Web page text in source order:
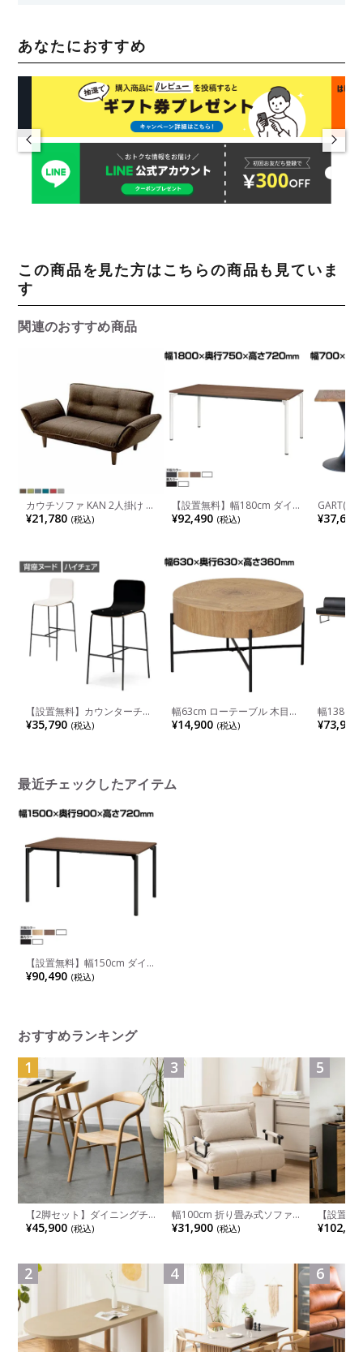
あなたにおすすめ
この商品を見た方はこちらの商品も見ていま
す
関連のおすすめ商品
カウチソファ KAN 2人掛け 木
脚 リクライニング ポケット
コイル コンパクト
¥21,780 (税込)
【設置無料】幅180cm ダイ
ニングテーブル プラス M0
Table エムゼロテーブル MT-
菌加工 SIAA 黒 白 灰 茶 ナチ
ュラル
¥92,490 (税込)
GART(ガ
カフェテ
ル 四角テ
¥37,600
【設置無料】カウンターチェ
ア 日本製 プラス DC-WF ハイ
チェア 背もたれ付き バーチ
¥35,790 (税込)
幅63cm ローテーブル 木目調
バームコーヒーテーブル 円形
天板 リビングテーブル おし
¥14,900 (税込)
幅138cm
ファ
¥73,900
最近チェックしたアイテム
【設置無料】幅150cm ダイ
ニングテーブル プラス M0
Table エムゼロテーブル MT-
¥90,490 (税込)
おすすめランキング
1
【2脚セット】ダイニングチ
ェア 木製 LUGA 肘付き チェ
ア 天然木 リビング椅子 板座
ュラル ブラウン 完成品
¥45,900 (税込)
2
3
幅100cm 折り畳み式ソファ
ベッド コンパクト リクライ
ニング カウチスタイル 省ス
¥31,900 (税込)
4
5
【設置
チンカウ
板 引き出
れ ウッデ
ル グレー
6